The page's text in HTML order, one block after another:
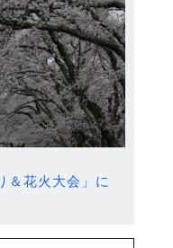
＆花火大会」に